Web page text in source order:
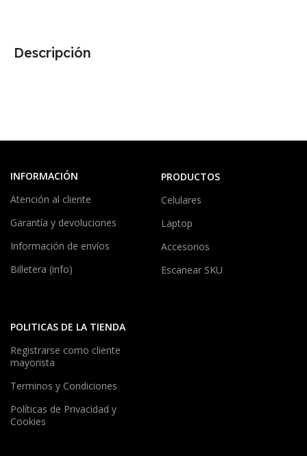
Descripción
INFORMACIÓN
Atención al cliente
Garantía y devoluciones
Información de envíos
Billetera (info)
PRODUCTOS
Celulares
Laptop
Accesorios
Escanear SKU
POLITICAS DE LA TIENDA
Registrarse como cliente
mayorista
Terminos y Condiciones
Políticas de Privacidad y
Cookies